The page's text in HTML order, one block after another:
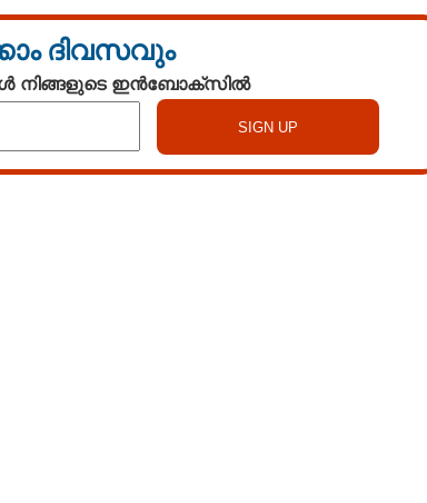
ദിവസവും
നിങ്ങളുടെ ഇൻബോക്സിൽ